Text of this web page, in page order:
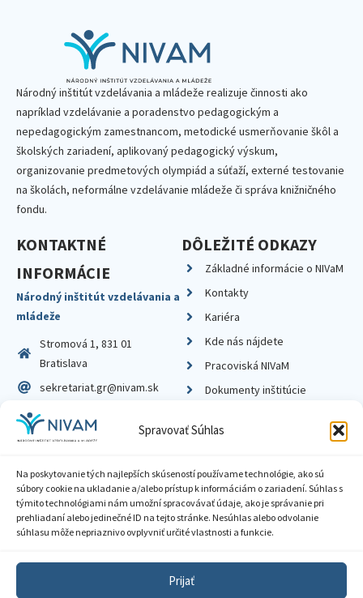
Spravovať Súhlas
Na poskytovanie tých najlepších skúseností používame technológie, ako sú
súbory cookie na ukladanie a/alebo prístup k informáciám o zariadení. Súhlas s
týmito technológiami nám umožní spracovávať údaje, ako je správanie pri
prehliadaní alebo jedinečné ID na tejto stránke. Nesúhlas alebo odvolanie
súhlasu môže nepriaznivo ovplyvniť určité vlastnosti a funkcie.
Prijať
Národný inštitút vzdelávania a mládeže realizuje činnosti ako
napríklad vzdelávanie a poradenstvo pedagogickým a
nepedagogickým zamestnancom, metodické usmerňovanie škôl a
školských zariadení, aplikovaný pedagogický výskum,
organizovanie predmetových olympiád a súťaží, externé testovanie
na školách, neformálne vzdelávanie mládeže či správa knižničného
fondu.
KONTAKTNÉ
INFORMÁCIE
Národný inštitút vzdelávania a
mládeže
Stromová 1, 831 01
Bratislava
sekretariat.gr@nivam.sk
IČO: 00164348
DIČ: 2020798714
DÔLEŽITÉ ODKAZY
Základné informácie o NIVaM
Kontakty
Kariéra
Kde nás nájdete
Pracoviská NIVaM
Dokumenty inštitúcie
Zásady ochrany súkromia
Sprístupnenie informácií